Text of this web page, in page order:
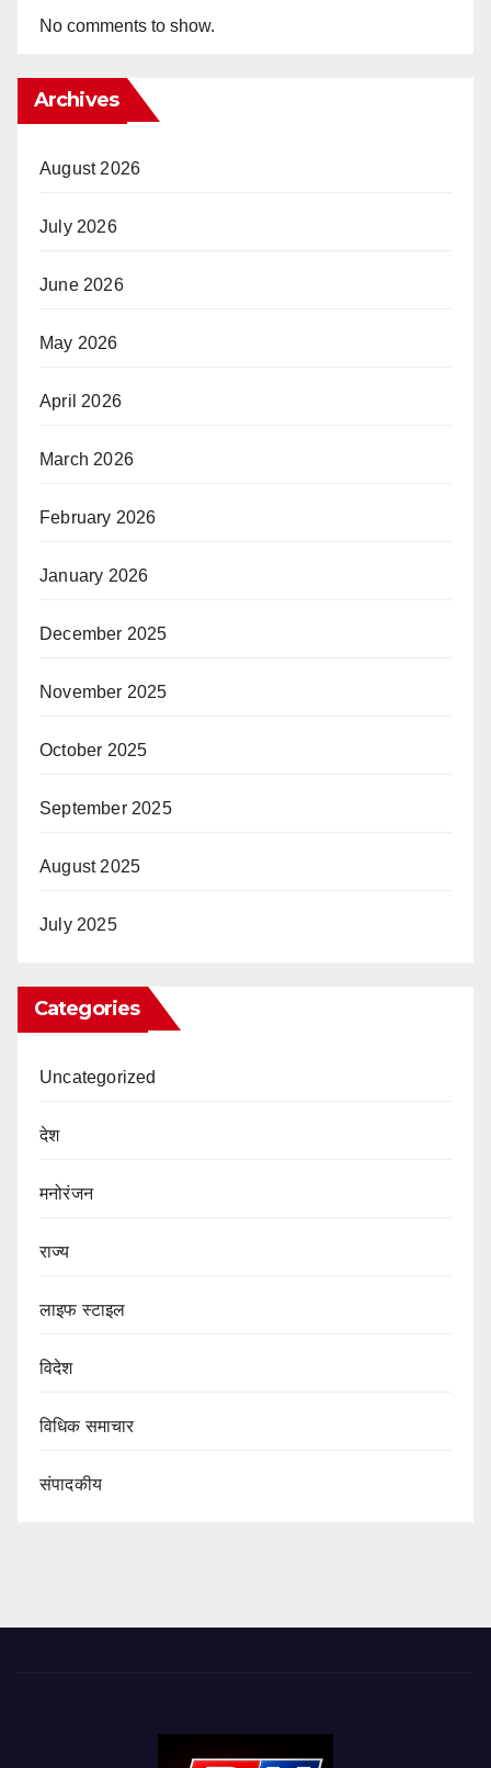
No comments to show.
Archives
August 2026
July 2026
June 2026
May 2026
April 2026
March 2026
February 2026
January 2026
December 2025
November 2025
October 2025
September 2025
August 2025
July 2025
Categories
Uncategorized
देश
मनोरंजन
राज्य
लाइफ स्टाइल
विदेश
विधिक समाचार
संपादकीय